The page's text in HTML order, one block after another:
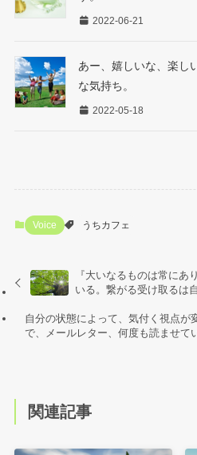
2022-06-21
あー、嬉しいな、楽し
な気持ち。
2022-05-18
Voice うちカフェ
『大いなるものは常にあ
いる。繋がる受け取るは
自分の状態によって、気付く視点が
で、メールレター、何度も読ませて
関連記事